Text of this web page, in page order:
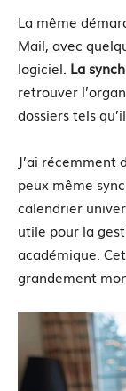
La même
Mail, avec
logiciel. La
retrouver
dossiers tels
J’ai récemment
peux même
calendrier
utile pour la
académique.
grandement